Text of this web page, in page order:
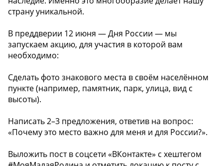
страну уникальной.
В преддверии 12 июня — Дня России — мы
запускаем акцию, для участия в которой вам
необходимо:
Сделать фото знакового места в своём населённом
пункте (например, памятник, парк, улица, вид с
высоты).
Написать 2–3 предложения, ответив на вопрос:
«Почему это место важно для меня и для России?».
Выложить пост в соцсети «ВКонтакте» с хештегом